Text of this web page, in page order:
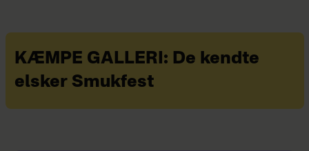
KÆMPE GALLERI: De kendte
elsker Smukfest